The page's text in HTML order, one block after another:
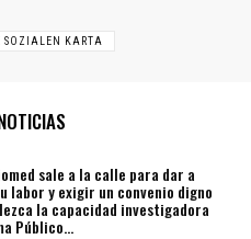
SOZIALEN KARTA
sale a la calle para dar a
labor y exigir un convenio digno
la capacidad investigadora
Público...